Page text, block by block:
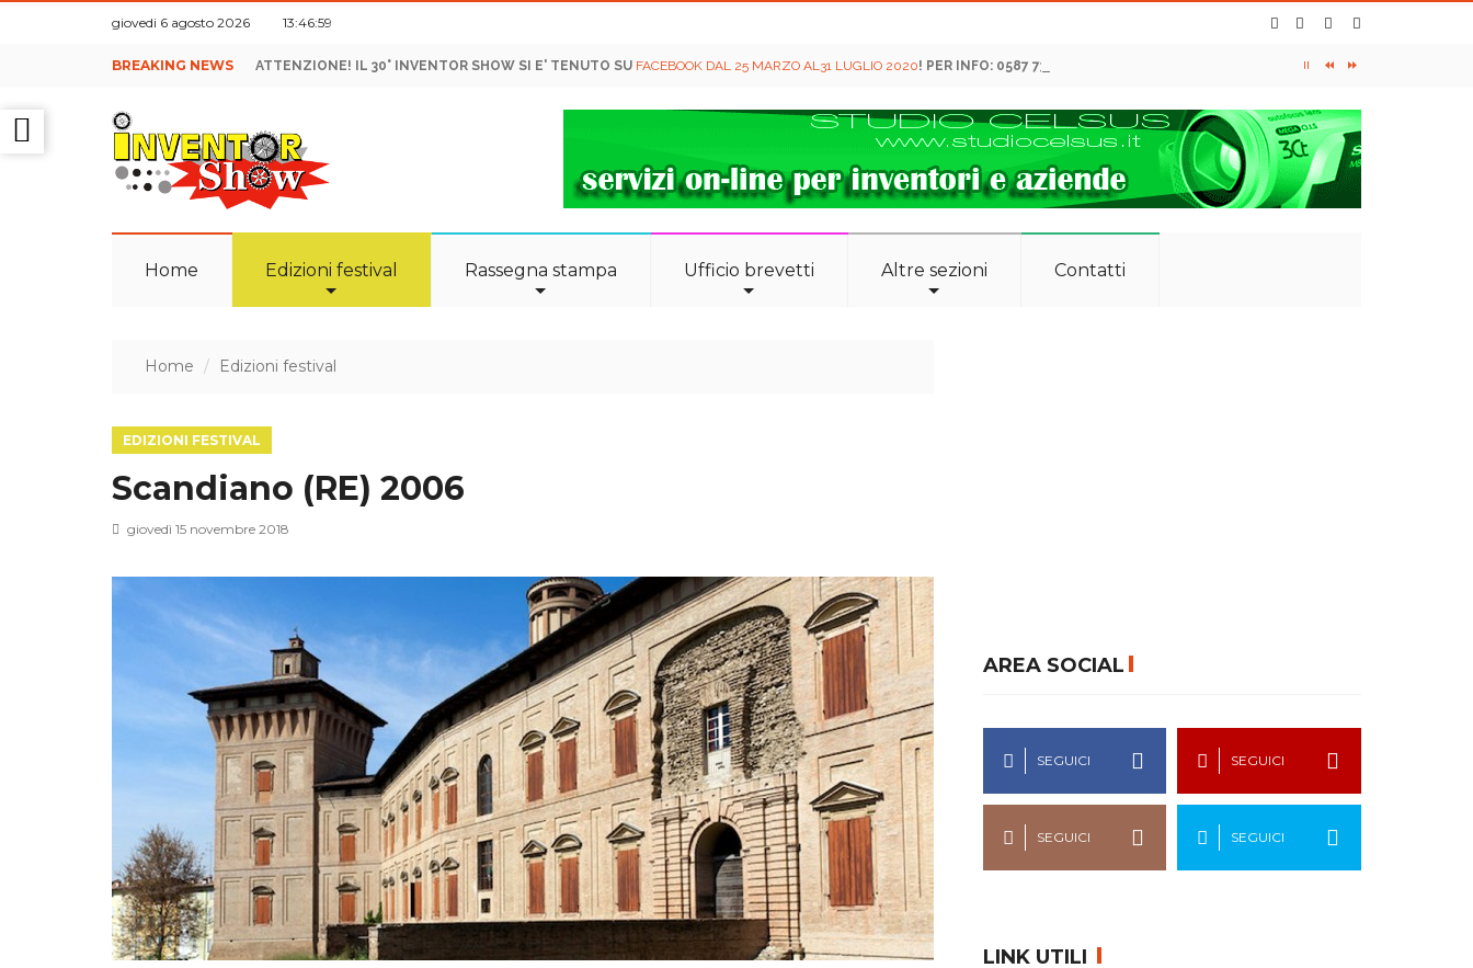
giovedi 6 agosto 2026 13:47:00
BREAKING NEWS ATTENZIONE! IL 30° INVENTOR SHOW SI E' TENUTO SU FACEBOOK DAL 25 MARZO AL31 LUGLIO 2020! PER INFO: 0587 734105 - 349 7420601
Home Edizioni festival Rassegna stampa Ufficio brevetti Altre sezioni Contatti
Home Edizioni festival
EDIZIONI FESTIVAL
Scandiano (RE) 2006
giovedì 15 novembre 2018
AREA SOCIAL
SEGUICI SEGUICI
SEGUICI SEGUICI
LINK UTILI